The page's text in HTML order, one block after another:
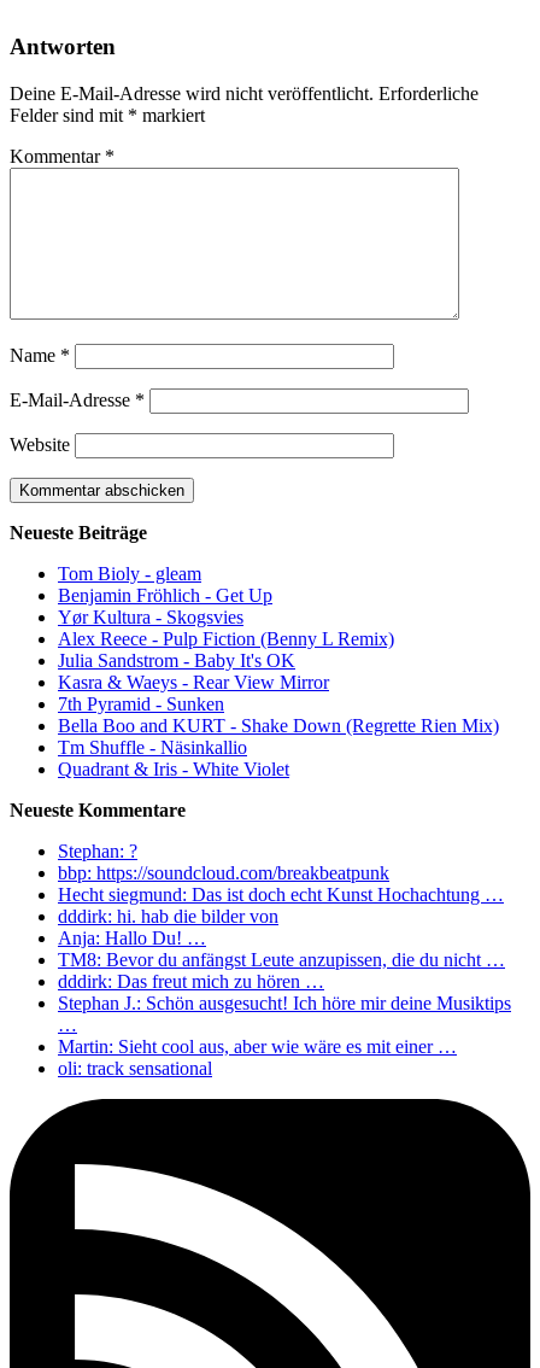
Antworten
Deine E-Mail-Adresse wird nicht veröffentlicht. Erforderliche
Felder sind mit * markiert
Kommentar *
Name *
E-Mail-Adresse *
Website
Neueste Beiträge
Tom Bioly - gleam
Benjamin Fröhlich - Get Up
Yør Kultura - Skogsvies
Alex Reece - Pulp Fiction (Benny L Remix)
Julia Sandstrom - Baby It's OK
Kasra & Waeys - Rear View Mirror
7th Pyramid - Sunken
Bella Boo and KURT - Shake Down (Regrette Rien Mix)
Tm Shuffle - Näsinkallio
Quadrant & Iris - White Violet
Neueste Kommentare
Stephan: ?
bbp: https://soundcloud.com/breakbeatpunk
Hecht siegmund: Das ist doch echt Kunst Hochachtung …
dddirk: hi. hab die bilder von
Anja: Hallo Du! …
TM8: Bevor du anfängst Leute anzupissen, die du nicht …
dddirk: Das freut mich zu hören …
Stephan J.: Schön ausgesucht! Ich höre mir deine Musiktips
…
Martin: Sieht cool aus, aber wie wäre es mit einer …
oli: track sensational